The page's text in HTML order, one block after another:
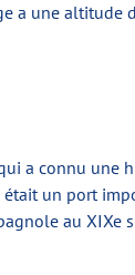
une altitude
a connu une
un port
au XIXe